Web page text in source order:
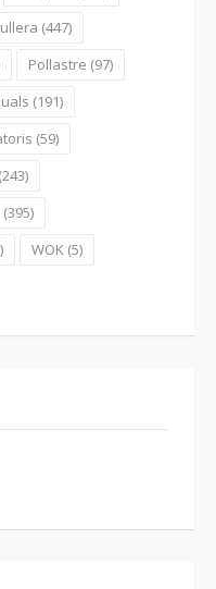
(447)
Pollastre (97)
(191)
(59)
(243)
(395)
WOK (5)